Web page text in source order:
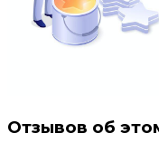
Отзывов об